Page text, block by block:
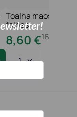
Toalha maos 2f
folhas
16
8,60€
1